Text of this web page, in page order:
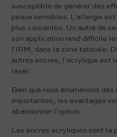
susceptible de générer des
peaux sensibles. L'allergie
plus courantes. Un autre de
son application rend difficile
l'IRM, dans la zone tatouée.
autres encres, l'acrylique est
laser.
Bien que nous énumérions
importantes, les avantages
abandonner l'option.
Les encres acryliques sont la